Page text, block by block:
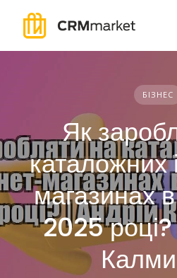
content
БІЗНЕС
Як
каталожних
магазинах в
2025